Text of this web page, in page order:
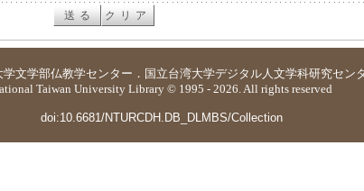
学文学部仏教学センター ． 国立台湾大学デジタル人文学科研究セン
Taiwan University Library © 1995 - 2026. All rights reserved
doi:10.6681/NTURCDH.DB_DLMBS/Collection